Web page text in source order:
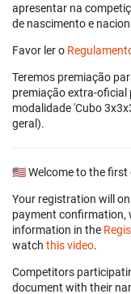
apresentar na
de nascimento e
Favor ler o
Teremos premiação
premiação extra-oficial
modalidade 'Cubo
geral).
🇺🇸 Welcome to the
Your registration will
payment confirmation,
information in the
watch this video.
Competitors
document with their